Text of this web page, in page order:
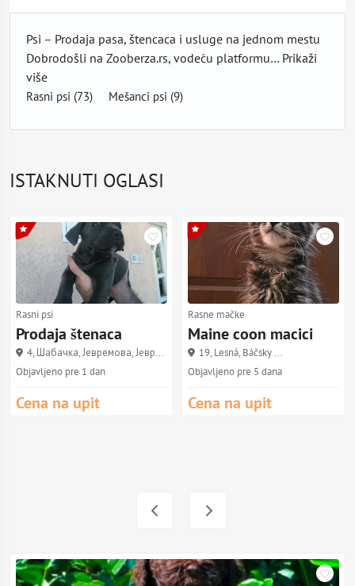
Psi – Prodaja pasa, štencaca i usluge na jednom mestu
Dobrodošli na Zooberza.rs, vodeću platformu… Prikaži
više
Rasni psi (73) Mešanci psi (9)
ISTAKNUTI OGLASI
Rasni psi
Prodaja štenaca
4, Шабачка, Јевремова, Јевр...
Objavljeno pre 1 dan
Cena na upit
Rasne mačke
Maine coon macici
19, Lesná, Báčsky ...
Objavljeno pre 5 dana
Cena na upit